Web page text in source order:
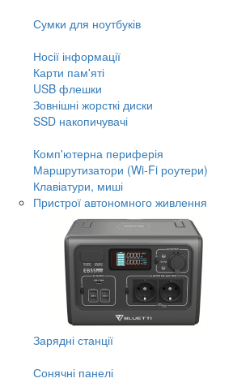
Сумки для ноутбуків
Носії інформації
Карти пам'яті
USB флешки
Зовнішні жорсткі диски
SSD накопичувачі
Комп'ютерна периферія
Маршрутизатори (Wi-Fi роутери)
Клавіатури, миші
Пристрої автономного живлення
Зарядні станції
Сонячні панелі